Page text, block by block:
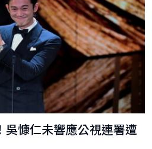
吳慷仁未響應公視連署遭